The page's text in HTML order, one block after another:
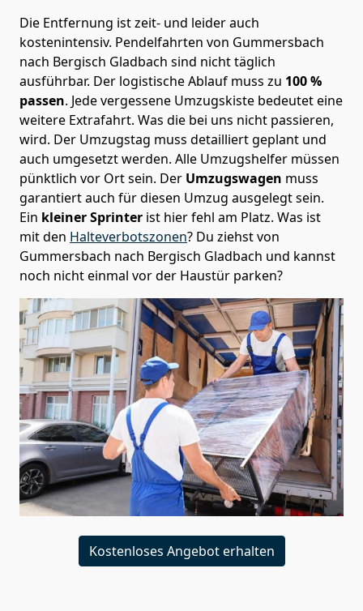
Die Entfernung ist zeit- und leider auch
kostenintensiv. Pendelfahrten von Gummersbach
nach Bergisch Gladbach sind nicht täglich
ausführbar. Der logistische Ablauf muss zu 100 %
passen. Jede vergessene Umzugskiste bedeutet eine
weitere Extrafahrt. Was die bei uns nicht passieren,
wird. Der Umzugstag muss detailliert geplant und
auch umgesetzt werden. Alle Umzugshelfer müssen
pünktlich vor Ort sein. Der Umzugswagen muss
garantiert auch für diesen Umzug ausgelegt sein.
Ein kleiner Sprinter ist hier fehl am Platz. Was ist
mit den Halteverbotszonen? Du ziehst von
Gummersbach nach Bergisch Gladbach und kannst
noch nicht einmal vor der Haustür parken?
Kostenloses Angebot erhalten